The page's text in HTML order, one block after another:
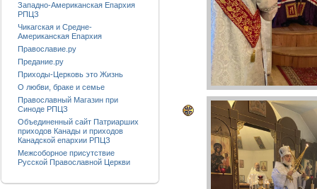
Западно-Американская Епархия
РПЦЗ
Чикагская и Средне-
Американская Епархия
Православие.ру
Предание.ру
Приходы-Церковь это Жизнь
О любви, браке и семье
Православный Магазин при
Синоде РПЦЗ
Объединенный сайт Патриарших
приходов Канады и приходов
Канадской епархии РПЦЗ
Межсоборное присутствие
Русской Православной Церкви